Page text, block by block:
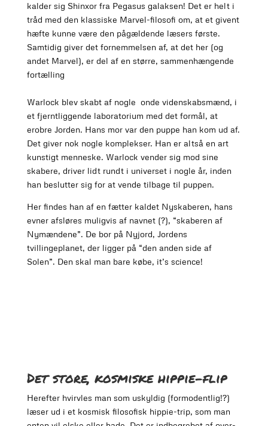
kalder sig Shinxor fra Pegasus galaksen! Det er helt i
tråd med den klassiske Marvel-filosofi om, at et givent
hæfte kunne være den pågældende læsers første.
Samtidig giver det fornemmelsen af, at det her (og
andet Marvel), er del af en større, sammenhængende
fortælling
Warlock blev skabt af nogle onde videnskabsmænd, i
et fjerntliggende laboratorium med det formål, at
erobre Jorden. Hans mor var den puppe han kom ud af.
Det giver nok nogle komplekser. Han er altså en art
kunstigt menneske. Warlock vender sig mod sine
skabere, driver lidt rundt i universet i nogle år, inden
han beslutter sig for at vende tilbage til puppen.
Her findes han af en fætter kaldet Nyskaberen, hans
evner afsløres muligvis af navnet (?), “skaberen af
Nymændene”. De bor på Nyjord, Jordens
tvillingeplanet, der ligger på “den anden side af
Solen”. Den skal man bare købe, it’s science!
Det store, kosmiske hippie-flip
Herefter hvirvles man som uskyldig (formodentlig!?)
læser ud i et kosmisk filosofisk hippie-trip, som man